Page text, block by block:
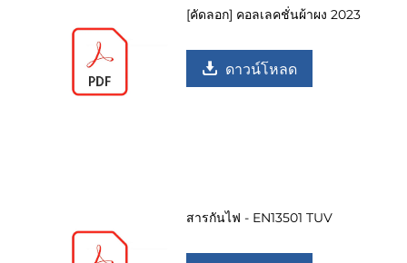
[คัดลอก] คอลเลคชั่นผ้าผง 2023
ดาวน์โหลด
สารกันไฟ - EN13501 TUV